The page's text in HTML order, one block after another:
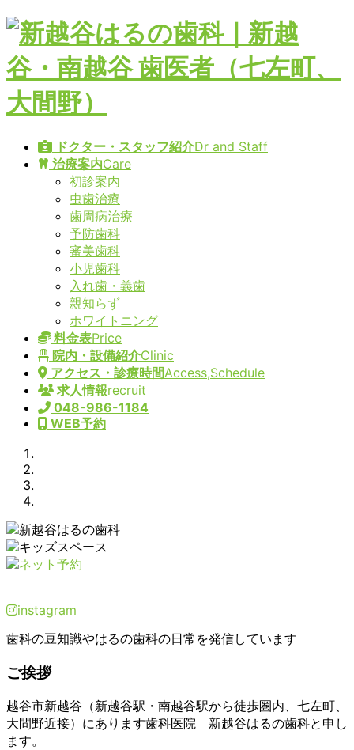
コ
テ
ン
ツ
へ
ナ
ゲ
ー
シ
ョ
ドクター・スタッフ紹介Dr and Staff
治療案内Care
初診案内
虫歯治療
歯周病治療
予防歯科
審美歯科
小児歯科
入れ歯・義歯
親知らず
ホワイトニング
料金表Price
院内・設備紹介Clinic
アクセス・診療時間Access,Schedule
求人情報recruit
048-986-1184
WEB予約
instagram
歯科の豆知識やはるの歯科の日常を発信しています
ご挨拶
越谷市新越谷（新越谷駅・南越谷駅から徒歩圏内、七左町、
大間野近接）にあります歯科医院 新越谷はるの歯科と申し
ます。